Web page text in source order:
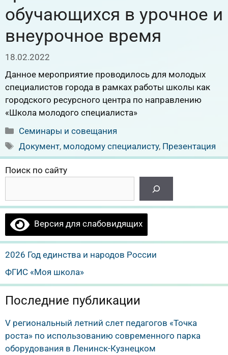
обучающихся в урочное и
внеурочное время
18.02.2022
Данное мероприятие проводилось для молодых
специалистов города в рамках работы школы как
городского ресурсного центра по направлению
«Школа молодого специалиста»
Рубрики
Семинары и совещания
Метки
Документ, молодому специалисту, Презентация
Поиск по сайту
Версия для слабовидящих
2026 Год единства и народов России
ФГИС «Моя школа»
Последние публикации
V региональный летний слет педагогов «Точка
роста» по использованию современного парка
оборудования в Ленинск-Кузнецком